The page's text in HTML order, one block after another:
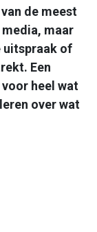
de meest
maar
uitspraak of
Een
heel wat
over wat